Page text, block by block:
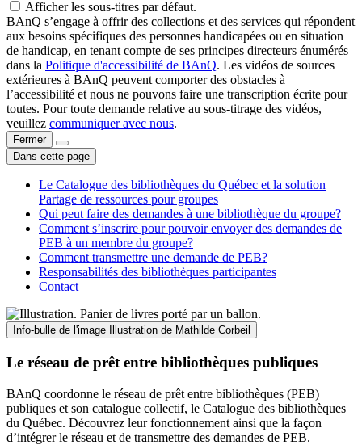
Afficher les sous-titres par défaut.
BAnQ s’engage à offrir des collections et des services qui répondent
aux besoins spécifiques des personnes handicapées ou en situation
de handicap, en tenant compte de ses principes directeurs énumérés
dans la Politique d'accessibilité de BAnQ. Les vidéos de sources
extérieures à BAnQ peuvent comporter des obstacles à
l’accessibilité et nous ne pouvons faire une transcription écrite pour
toutes. Pour toute demande relative au sous-titrage des vidéos,
veuillez communiquer avec nous.
Fermer
Dans cette page
Le Catalogue des bibliothèques du Québec et la solution
Partage de ressources pour groupes
Qui peut faire des demandes à une bibliothèque du groupe?
Comment s’inscrire pour pouvoir envoyer des demandes de
PEB à un membre du groupe?
Comment transmettre une demande de PEB?
Responsabilités des bibliothèques participantes
Contact
Info-bulle de l'image Illustration de Mathilde Corbeil
Le réseau de prêt entre bibliothèques publiques
BAnQ coordonne le réseau de prêt entre bibliothèques (PEB)
publiques et son catalogue collectif, le Catalogue des bibliothèques
du Québec. Découvrez leur fonctionnement ainsi que la façon
d’intégrer le réseau et de transmettre des demandes de PEB.